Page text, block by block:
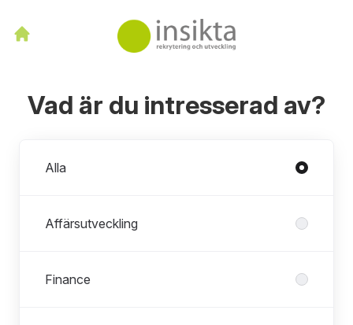
Vad är du intresserad av?
Alla
Affärsutveckling
Finance